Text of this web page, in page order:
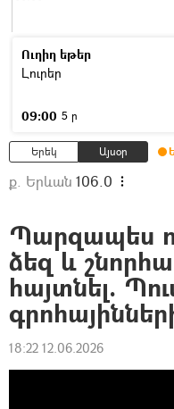
Ուղիղ եթեր
Լուրեր
09:00 5 ր
Երեկ Այսօր
ք. Երևան 106.0
Պարզապես
ձեզ և
հայտնել.
18:22 12.06.2026